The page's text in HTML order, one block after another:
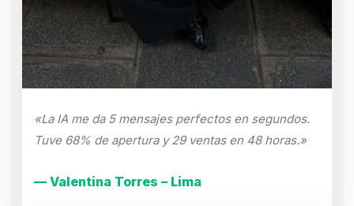
«La IA me da 5 mensajes perfectos en segundos.
Tuve 68% de apertura y 29 ventas en 48 horas.»
— Valentina Torres – Lima